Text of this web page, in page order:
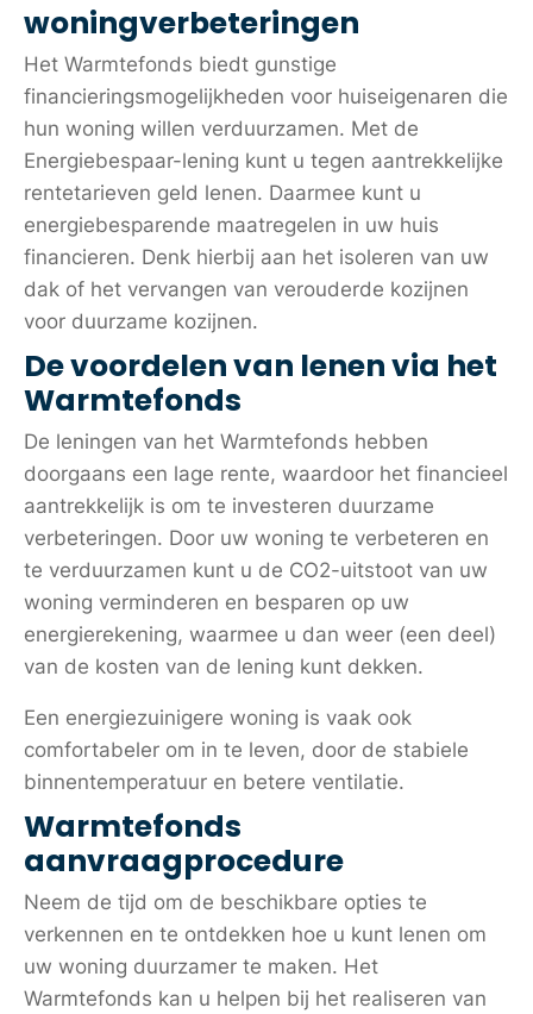
woningverbeteringen
Het Warmtefonds biedt gunstige
financieringsmogelijkheden voor huiseigenaren die
hun woning willen verduurzamen. Met de
Energiebespaar-lening kunt u tegen aantrekkelijke
rentetarieven geld lenen. Daarmee kunt u
energiebesparende maatregelen in uw huis
financieren. Denk hierbij aan het isoleren van uw
dak of het vervangen van verouderde kozijnen
voor duurzame kozijnen.
De voordelen van lenen via het
Warmtefonds
De leningen van het Warmtefonds hebben
doorgaans een lage rente, waardoor het financieel
aantrekkelijk is om te investeren duurzame
verbeteringen. Door uw woning te verbeteren en
te verduurzamen kunt u de CO2-uitstoot van uw
woning verminderen en besparen op uw
energierekening, waarmee u dan weer (een deel)
van de kosten van de lening kunt dekken.
Een energiezuinigere woning is vaak ook
comfortabeler om in te leven, door de stabiele
binnentemperatuur en betere ventilatie.
Warmtefonds
aanvraagprocedure
Neem de tijd om de beschikbare opties te
verkennen en te ontdekken hoe u kunt lenen om
uw woning duurzamer te maken. Het
Warmtefonds kan u helpen bij het realiseren van